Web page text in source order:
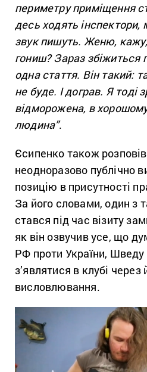
периметру приміщення
десь ходять
звук пишуть. Женю,
гониш? Зараз збіжиться
одна стаття. Він такий:
не буде. І дограв. Я тоді
відморожена, в
людина”.
Єсипенко також
неодноразово публічно
позицію в присутності
За його словами, один з
стався під час візиту
як він озвучив усе, що
РФ проти України, Шведу
з’являтися в клубі через
висловлювання.